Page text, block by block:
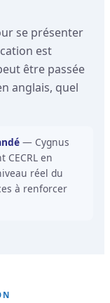
se présenter
est
être passée
anglais, quel
— Cygnus
en
réel du
à renforcer